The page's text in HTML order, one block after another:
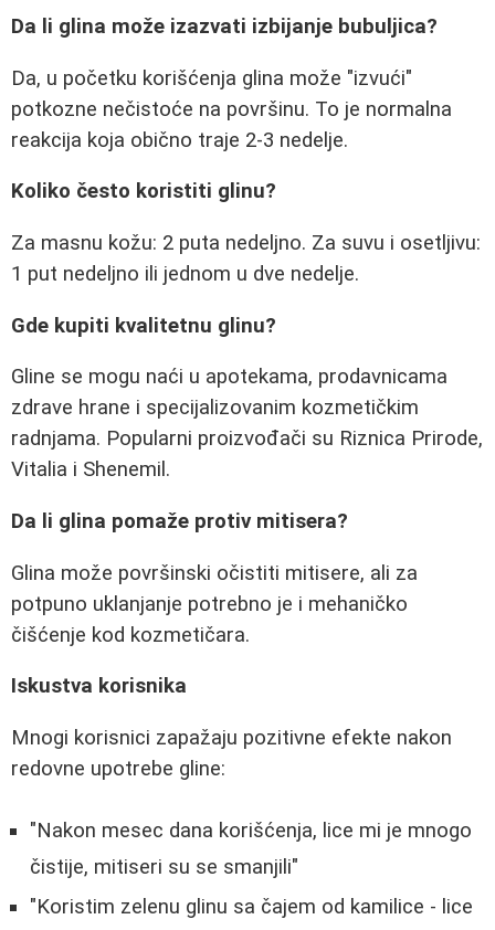
Da li glina može izazvati izbijanje bubuljica?
Da, u početku korišćenja glina može "izvući"
potkozne nečistoće na površinu. To je normalna
reakcija koja obično traje 2-3 nedelje.
Koliko često koristiti glinu?
Za masnu kožu: 2 puta nedeljno. Za suvu i osetljivu:
1 put nedeljno ili jednom u dve nedelje.
Gde kupiti kvalitetnu glinu?
Gline se mogu naći u apotekama, prodavnicama
zdrave hrane i specijalizovanim kozmetičkim
radnjama. Popularni proizvođači su Riznica Prirode,
Vitalia i Shenemil.
Da li glina pomaže protiv mitisera?
Glina može površinski očistiti mitisere, ali za
potpuno uklanjanje potrebno je i mehaničko
čišćenje kod kozmetičara.
Iskustva korisnika
Mnogi korisnici zapažaju pozitivne efekte nakon
redovne upotrebe gline:
"Nakon mesec dana korišćenja, lice mi je mnogo
čistije, mitiseri su se smanjili"
"Koristim zelenu glinu sa čajem od kamilice - lice